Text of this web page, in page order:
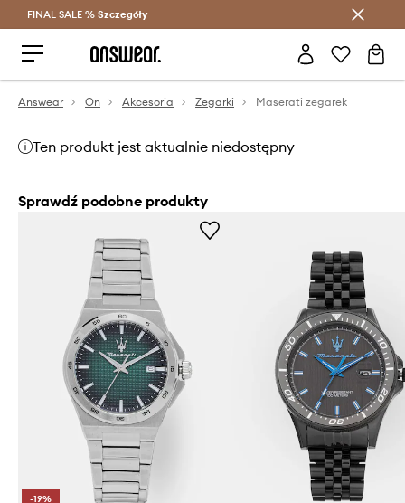
Oszczędzaj z Answear Club >
FINAL SALE % Szczegóły
Answear On Akcesoria Zegarki Maserati zegarek
Ten produkt jest aktualnie niedostępny
Sprawdź podobne produkty
-19%